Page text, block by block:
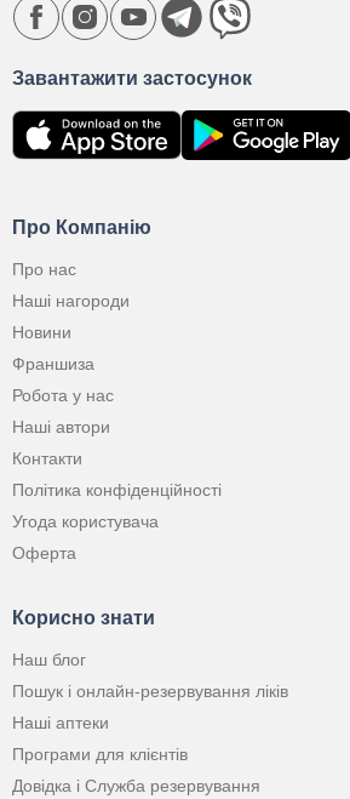
Про Компанію
Про нас
Наші нагороди
Новини
Франшиза
Робота у нас
Наші автори
Контакти
Політика конфіденційності
Угода користувача
Оферта
Корисно знати
Наш блог
Пошук і онлайн-резервування ліків
Наші аптеки
Програми для клієнтів
Довідка і Служба резервування
Завантажити застосунок